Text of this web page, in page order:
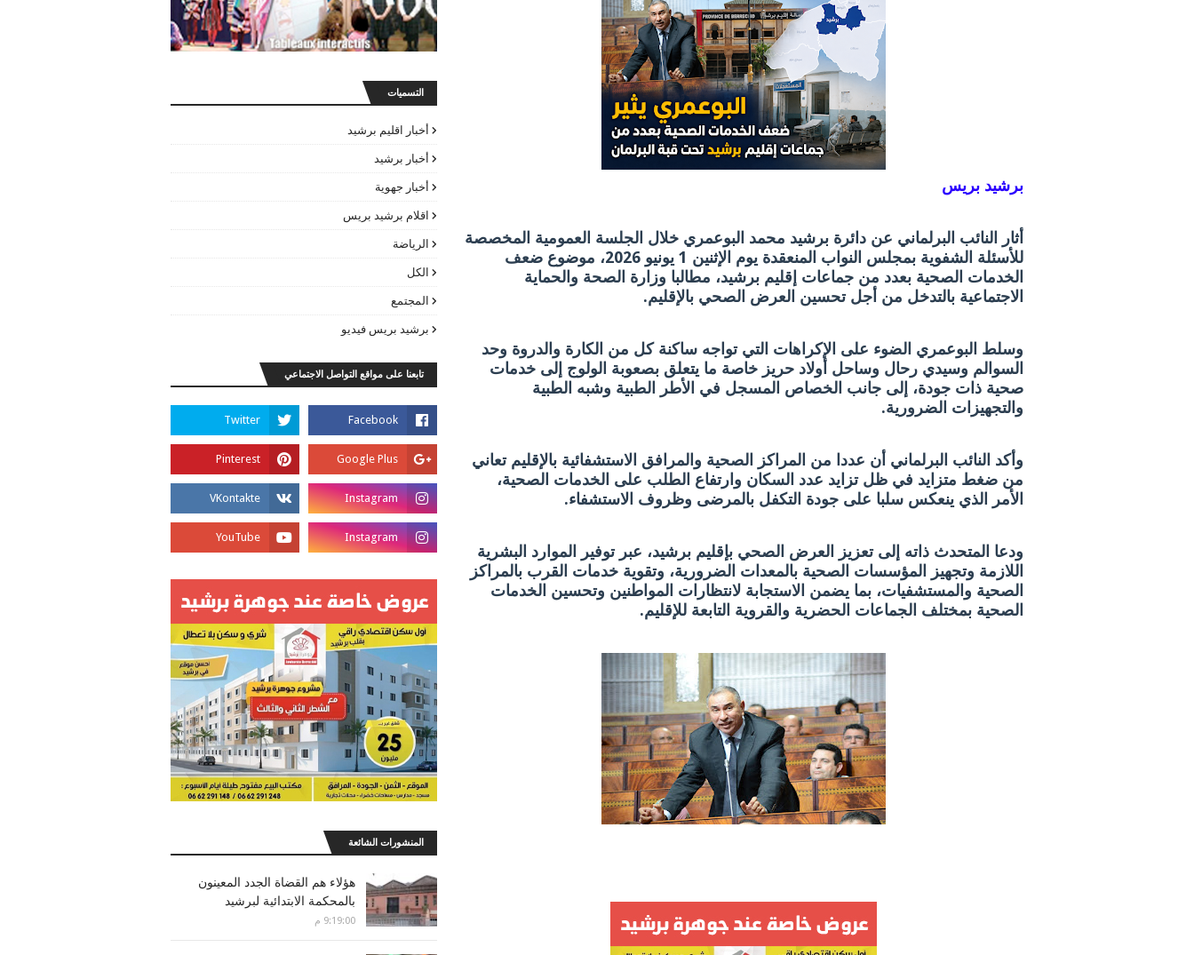
برشيد بريس
أثار النائب البرلماني عن دائرة برشيد محمد البوعمري خلال الجلسة العمومية المخصصة
للأسئلة الشفوية بمجلس النواب المنعقدة يوم الإثنين 1 يونيو 2026، موضوع ضعف
الخدمات الصحية بعدد من جماعات إقليم برشيد، مطالبا وزارة الصحة والحماية
الاجتماعية بالتدخل من أجل تحسين العرض الصحي بالإقليم.
وسلط البوعمري الضوء على الإكراهات التي تواجه ساكنة كل من الكارة والدروة وحد
السوالم وسيدي رحال وساحل أولاد حريز خاصة ما يتعلق بصعوبة الولوج إلى خدمات
صحية ذات جودة، إلى جانب الخصاص المسجل في الأطر الطبية وشبه الطبية
والتجهيزات الضرورية.
وأكد النائب البرلماني أن عددا من المراكز الصحية والمرافق الاستشفائية بالإقليم تعاني
من ضغط متزايد في ظل تزايد عدد السكان وارتفاع الطلب على الخدمات الصحية،
الأمر الذي ينعكس سلبا على جودة التكفل بالمرضى وظروف الاستشفاء.
ودعا المتحدث ذاته إلى تعزيز العرض الصحي بإقليم برشيد، عبر توفير الموارد البشرية
اللازمة وتجهيز المؤسسات الصحية بالمعدات الضرورية، وتقوية خدمات القرب بالمراكز
الصحية والمستشفيات، بما يضمن الاستجابة لانتظارات المواطنين وتحسين الخدمات
الصحية بمختلف الجماعات الحضرية والقروية التابعة للإقليم.
التسميات
أخبار اقليم برشيد
أخبار برشيد
أخبار جهوية
اقلام برشيد بريس
الرياضة
الكل
المجتمع
برشيد بريس فيديو
تابعنا على مواقع التواصل الاجتماعي
المنشورات الشائعة
هؤلاء هم القضاة الجدد المعينون
بالمحكمة الابتدائية لبرشيد
9:19:00 م